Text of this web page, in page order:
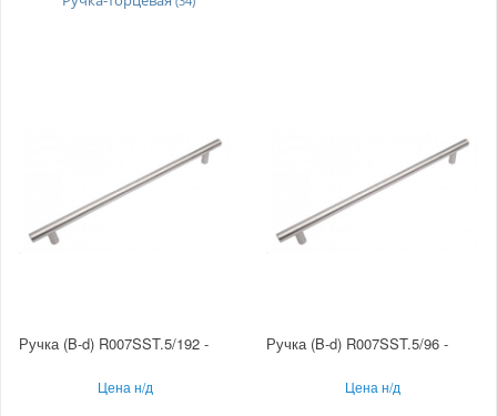
Ручка (B-d) R007SST.5/192 -
Цена н/д
Ручка (B-d) R007SST.5/96 -
Цена н/д